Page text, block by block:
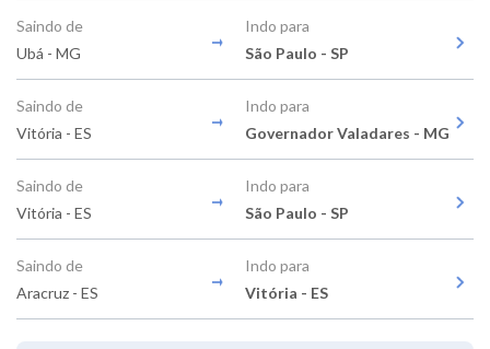
Saindo de
Ubá - MG
Indo para
São Paulo - SP
Saindo de
Vitória - ES
Indo para
Governador Valadares - MG
Saindo de
Vitória - ES
Indo para
São Paulo - SP
Saindo de
Aracruz - ES
Indo para
Vitória - ES